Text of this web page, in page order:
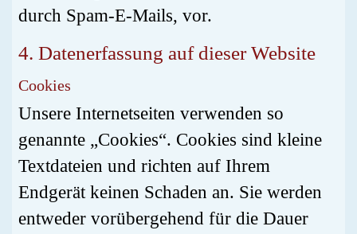
durch Spam-E-Mails, vor.
4. Datenerfassung auf dieser Website
Cookies
Unsere Internetseiten verwenden so
genannte „Cookies“. Cookies sind kleine
Textdateien und richten auf Ihrem
Endgerät keinen Schaden an. Sie werden
entweder vorübergehend für die Dauer